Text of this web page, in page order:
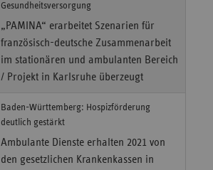
Gesundheitsversorgung
„PAMINA“ erarbeitet Szenarien für
französisch-deutsche Zusammenarbeit
im stationären und ambulanten Bereich
/ Projekt in Karlsruhe überzeugt
Baden-Württemberg: Hospizförderung
deutlich gestärkt
Ambulante Dienste erhalten 2021 von
den gesetzlichen Krankenkassen in